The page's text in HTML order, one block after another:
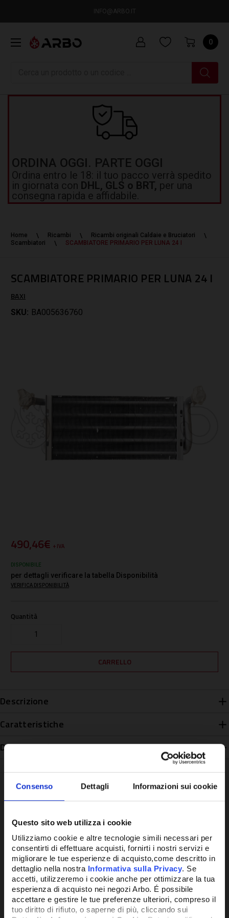
Consenso Dettagli Informazioni sui cookie
Questo sito web utilizza i cookie
Utilizziamo cookie e altre tecnologie simili necessari per
consentirti di effettuare acquisti, fornirti i nostri servizi e
migliorare le tue esperienze di acquisto,come descritto in
dettaglio nella nostra Informativa sulla Privacy. Se
accetti, utilizzeremo i cookie anche per ottimizzare la tua
esperienza di acquisto nei negozi Arbo. É possibile
accettare e gestire le tue preferenze ulteriori, compreso il
tuo diritto di rifiuto, o saperne di più, cliccando sui
INFO@ARBO.IT
0
ORDINA OGGI. PARTE OGGI
Ordina entro le 18: il tuo pacco verrà spedito
in giornata con DHL, GLS o BRT, per una
consegna rapida e affidabile.
Home Ricambi
Ricambi originali Caldaie e Bruciatori
Scambiatori
SCAMBIATORE PRIMARIO PER LUNA 24 I
SCAMBIATORE PRIMARIO PER LUNA 24 I
BAXI
SKU: BA005636760
490,46€ + IVA
DISPONIBILE
per dettagli verificare la tabella Disponibilità
VERIFICA DISPONIBILITÀ
Quantità
Descrizione
Caratteristiche
Disponibilità
Potrebbe anche interessarti